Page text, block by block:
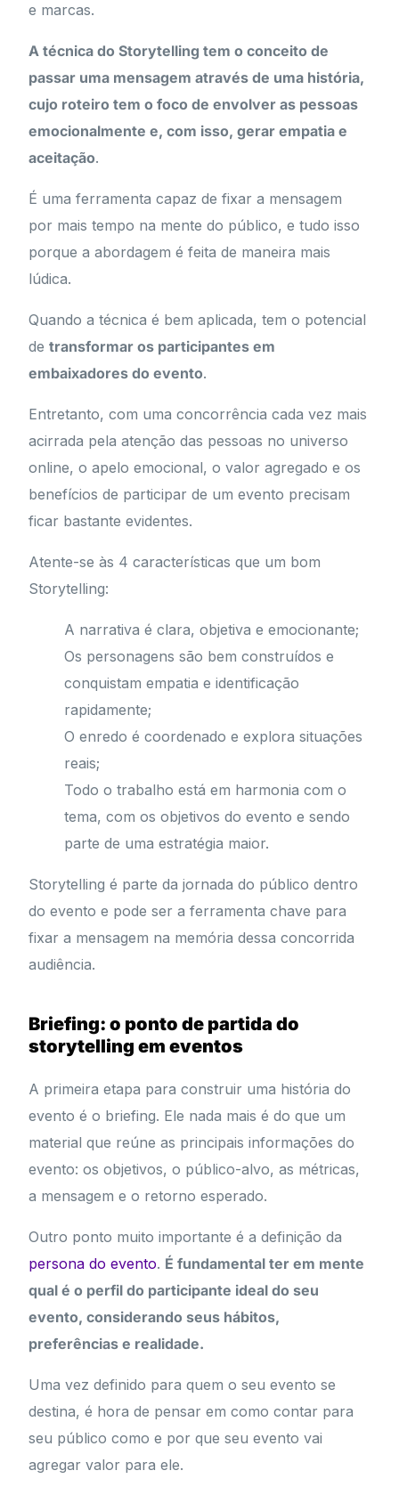
e marcas.
A técnica do Storytelling tem o conceito de
passar uma mensagem através de uma história,
cujo roteiro tem o foco de envolver as pessoas
emocionalmente e, com isso, gerar empatia e
aceitação.
É uma ferramenta capaz de fixar a mensagem
por mais tempo na mente do público, e tudo isso
porque a abordagem é feita de maneira mais
lúdica.
Quando a técnica é bem aplicada, tem o potencial
detransformar os participantes em
embaixadores do evento.
Entretanto, com uma concorrência cada vez mais
acirrada pela atenção das pessoas no universo
online, o apelo emocional, o valor agregado e os
benefícios de participar de um evento precisam
ficar bastante evidentes.
Atente-se às 4 características que um bom
Storytelling:
A narrativa é clara, objetiva e emocionante;
Os personagens são bem construídos e
conquistam empatia e identificação
rapidamente;
O enredo é coordenado e explora situações
reais;
Todo o trabalho está em harmonia com o
tema, com os objetivos do evento e sendo
parte de uma estratégia maior.
Storytelling é parte da jornada do público dentro
do evento e pode ser a ferramenta chave para
fixar a mensagem na memória dessa concorrida
audiência.
Briefing: o ponto de partida do
storytelling em eventos
A primeira etapa para construir uma história do
evento é o briefing. Ele nada mais é do que um
material que reúne as principais informações do
evento: os objetivos, o público-alvo, as métricas,
a mensagem e o retorno esperado.
Outro ponto muito importante é a definição da
persona do evento. É fundamental ter em mente
qual é o perfil do participante ideal do seu
evento, considerando seus hábitos,
preferências e realidade.
Uma vez definido para quem o seu evento se
destina, é hora de pensar em como contar para
seu público como e por que seu evento vai
agregar valor para ele.